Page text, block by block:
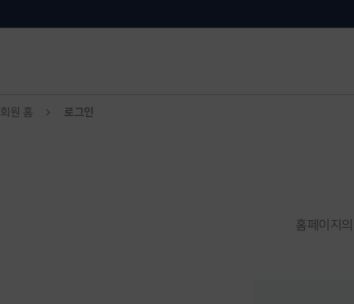
회원 홈 로그인
홈페이지